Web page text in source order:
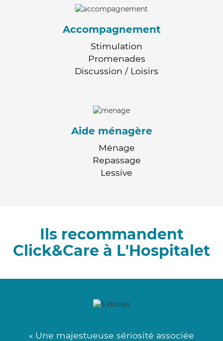
Accompagnement
Stimulation
Promenades
Discussion / Loisirs
Aide ménagère
Ménage
Repassage
Lessive
Ils recommandent
Click&Care à L'Hospitalet
« Une majestueuse sériosité associée